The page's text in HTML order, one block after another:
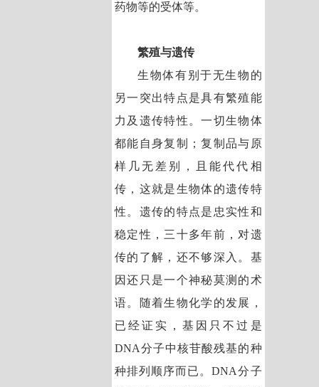
药物等的受体等。
繁殖与遗传
生物体有别于无生物的
另一突出特点是具有繁殖能
力及遗传特性。一切生物体
都能自身复制；复制品与原
样几无差别，且能代代相
传，这就是生物体的遗传特
性。遗传的特点是忠实性和
稳定性，三十多年前，对遗
传的了解，还不够深入。基
因还只是一个神秘莫测的术
语。随着生物化学的发展，
已经证实，基因只不过是
DNA分子中核苷酸残基的种
种排列顺序而已。DNA分子